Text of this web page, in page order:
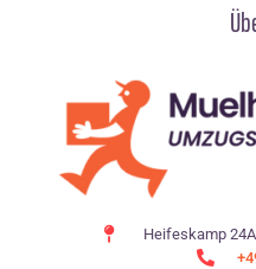
Heifeskamp